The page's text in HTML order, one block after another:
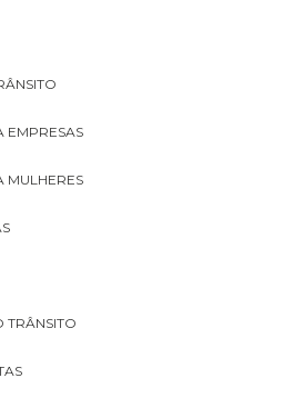
EMPRESAS
MULHERES
TRÂNSITO